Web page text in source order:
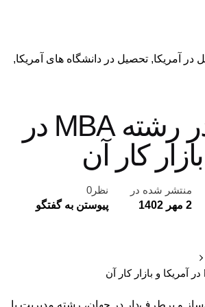
در آمریکا تحصیل در دانشگاه های آمریکا
تحصیل در رشته MBA در
کار آن
منتشر شده در
2 مهر 1402
نظر0
پیوستن به گفتگو
و پرطرف‌دار در جهان، رشته مدیریت یا